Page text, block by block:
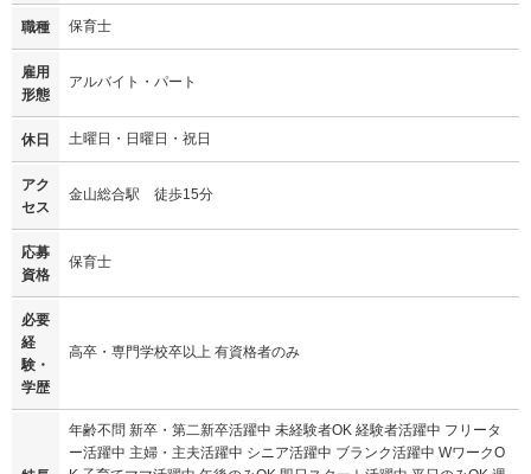
職種 保育士
雇用
形態
アルバイト・パート
休日 土曜日・日曜日・祝日
アク
セス
金山総合駅 徒歩15分
応募
資格
保育士
必要
経
験・
学歴
高卒・専門学校卒以上 有資格者のみ
年齢不問 新卒・第二新卒活躍中 未経験者OK 経験者活躍中 フリータ
ー活躍中 主婦・主夫活躍中 シニア活躍中 ブランク活躍中 WワークO